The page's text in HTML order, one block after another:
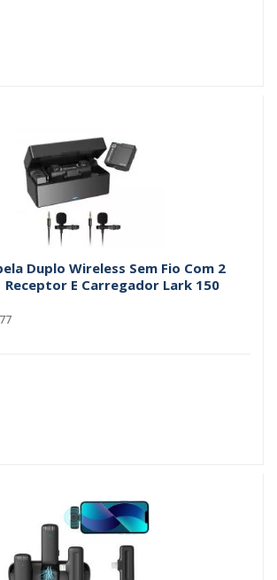
Duplo Wireless Sem Fio Com 2
Receptor E Carregador Lark 150